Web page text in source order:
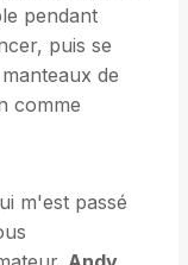
pendant
puis se
de
comme
m'est passé